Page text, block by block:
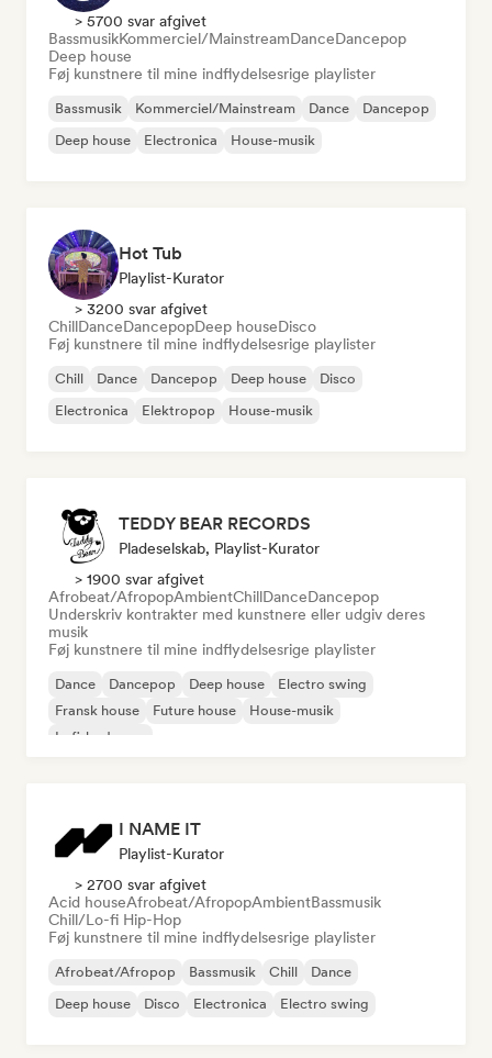
> 5700 svar afgivet
BassmusikKommerciel/MainstreamDanceDancepop
Deep house
Føj kunstnere til mine indflydelsesrige playlister
Bassmusik Kommerciel/Mainstream Dance
Dancepop
Deep house
Electronica House-musik
Hot Tub
Playlist-Kurator
> 3200 svar afgivet
ChillDanceDancepopDeep houseDisco
Føj kunstnere til mine indflydelsesrige playlister
Chill Dance Dancepop Deep house
Disco
Electronica
Elektropop House-musik
TEDDY BEAR RECORDS
Pladeselskab, Playlist-Kurator
> 1900 svar afgivet
Afrobeat/AfropopAmbientChillDanceDancepop
Underskriv kontrakter med kunstnere eller udgiv deres
musik
Føj kunstnere til mine indflydelsesrige playlister
Dance Dancepop Deep house
Electro swing
Fransk house
Future house
House-musik
Lofi-bedroom
I NAME IT
Playlist-Kurator
> 2700 svar afgivet
Acid houseAfrobeat/AfropopAmbientBassmusik
Chill/Lo-fi Hip-Hop
Føj kunstnere til mine indflydelsesrige playlister
Afrobeat/Afropop Bassmusik Chill
Dance
Deep house
Disco Electronica Electro swing